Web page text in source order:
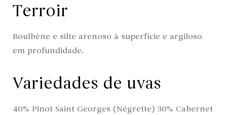
Terroir
Boulbène e silte arenoso à superfície e argiloso
em profundidade.
Variedades de uvas
40% Pinot Saint Georges (Négrette) 30% Cabernet